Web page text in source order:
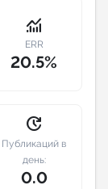
monitoring
ERR
20.5%
update
Публикаций в
день:
0.0